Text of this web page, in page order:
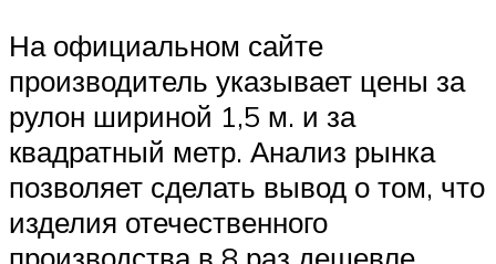
На официальном сайте
производитель указывает цены за
рулон шириной 1,5 м. и за
квадратный метр. Анализ рынка
позволяет сделать вывод о том, что
изделия отечественного
производства в 8 раз дешевле